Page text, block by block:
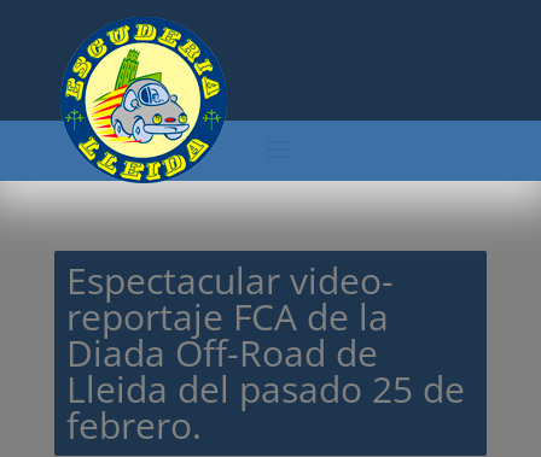
Espectacular video-
reportaje FCA de la
Diada Off-Road de
Lleida del pasado 25 de
febrero.